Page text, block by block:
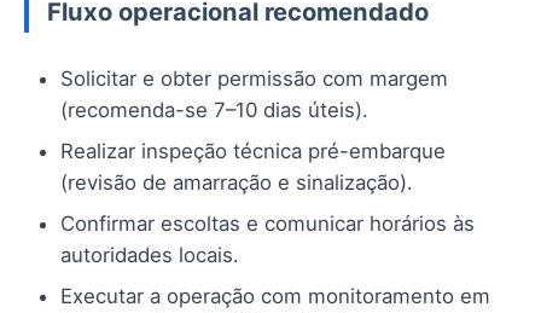
Fluxo operacional recomendado
Solicitar e obter permissão com margem
(recomenda-se 7–10 dias úteis).
Realizar inspeção técnica pré-embarque
(revisão de amarração e sinalização).
Confirmar escoltas e comunicar horários às
autoridades locais.
Executar a operação com monitoramento em